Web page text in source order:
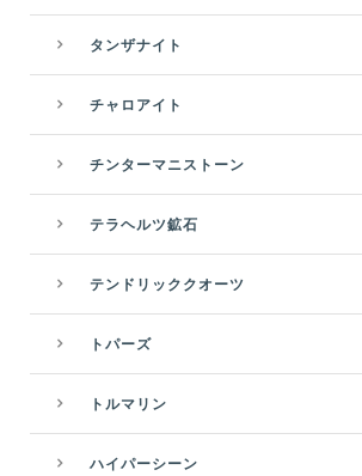
タンザナイト
チャロアイト
チンターマニストーン
テラヘルツ鉱石
テンドリッククオーツ
トパーズ
トルマリン
ハイパーシーン